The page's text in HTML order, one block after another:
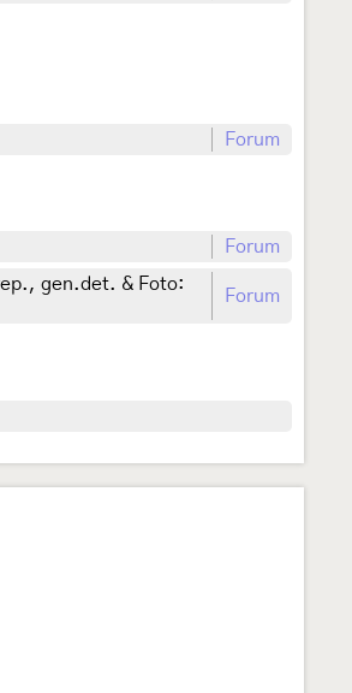
Forum
Forum
gen.det. & Foto:
Forum